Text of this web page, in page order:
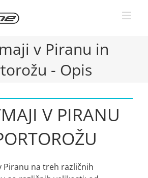
v Piranu in
- Opis
V PIRANU
Piranu na treh različnih